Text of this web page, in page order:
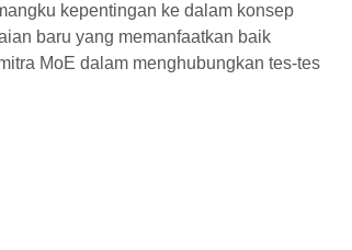
kepentingan ke dalam konsep
baru yang memanfaatkan baik
MoE dalam menghubungkan tes-tes